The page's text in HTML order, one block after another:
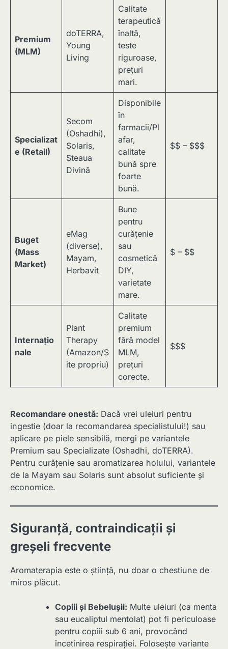
Premium
(MLM)
doTERRA,
Young
Living
Calitate
terapeutică
înaltă,
teste
riguroase,
prețuri
mari.
Specializat
e (Retail)
Secom
(Oshadhi),
Solaris,
Steaua
Divină
Disponibile
în
farmacii/Pl
afar,
calitate
bună spre
foarte
bună.
$$ – $$$
Buget
(Mass
Market)
eMag
(diverse),
Mayam,
Herbavit
Bune
pentru
curățenie
sau
cosmetică
DIY,
varietate
mare.
$ – $$
Internațio
nale
Plant
Therapy
(Amazon/S
ite propriu)
Calitate
premium
fără model
MLM,
prețuri
corecte.
$$$
Recomandare onestă: Dacă vrei uleiuri pentru
ingestie (doar la recomandarea specialistului!) sau
aplicare pe piele sensibilă, mergi pe variantele
Premium sau Specializate (Oshadhi, doTERRA).
Pentru curățenie sau aromatizarea holului, variantele
de la Mayam sau Solaris sunt absolut suficiente și
economice.
Siguranță, contraindicații și
greșeli frecvente
Aromaterapia este o știință, nu doar o chestiune de
miros plăcut.
Copiii și Bebelușii: Multe uleiuri (ca menta
sau eucaliptul mentolat) pot fi periculoase
pentru copiii sub 6 ani, provocând
încetinirea respirației. Folosește variante